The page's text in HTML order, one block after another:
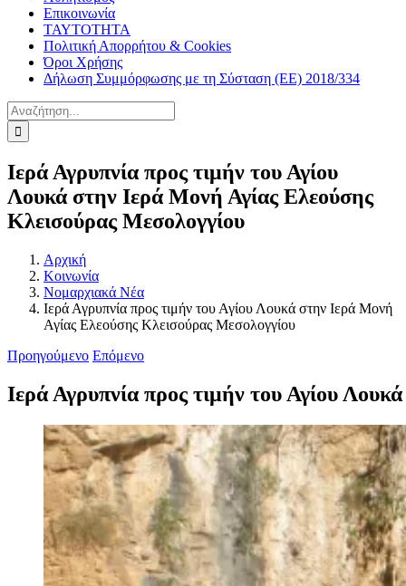
Επικοινωνία
ΤΑΥΤΟΤΗΤΑ
Πολιτική Απορρήτου & Cookies
Όροι Χρήσης
Δήλωση Συμμόρφωσης με τη Σύσταση (ΕΕ) 2018/334
Αναζήτηση
για:
Ιερά Αγρυπνία προς τιμήν του Αγίου
Λουκά στην Ιερά Μονή Αγίας Ελεούσης
Κλεισούρας Μεσολογγίου
Αρχική
Κοινωνία
Νομαρχιακά Νέα
Ιερά Αγρυπνία προς τιμήν του Αγίου Λουκά στην Ιερά Μονή
Αγίας Ελεούσης Κλεισούρας Μεσολογγίου
Προηγούμενο Επόμενο
Ιερά Αγρυπνία προς τιμήν του Αγίου
Προβολή
μεγαλύτερης
εικόνας